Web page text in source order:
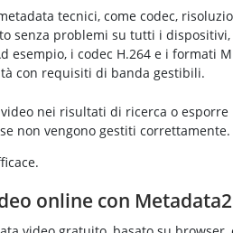
tecnici, come codec,
senza problemi su tutti i dispositivi,
i codec H.264 e i formati
con requisiti di banda gestibili.
nei risultati di ricerca o esporre
non vengono gestiti correttamente.
online con